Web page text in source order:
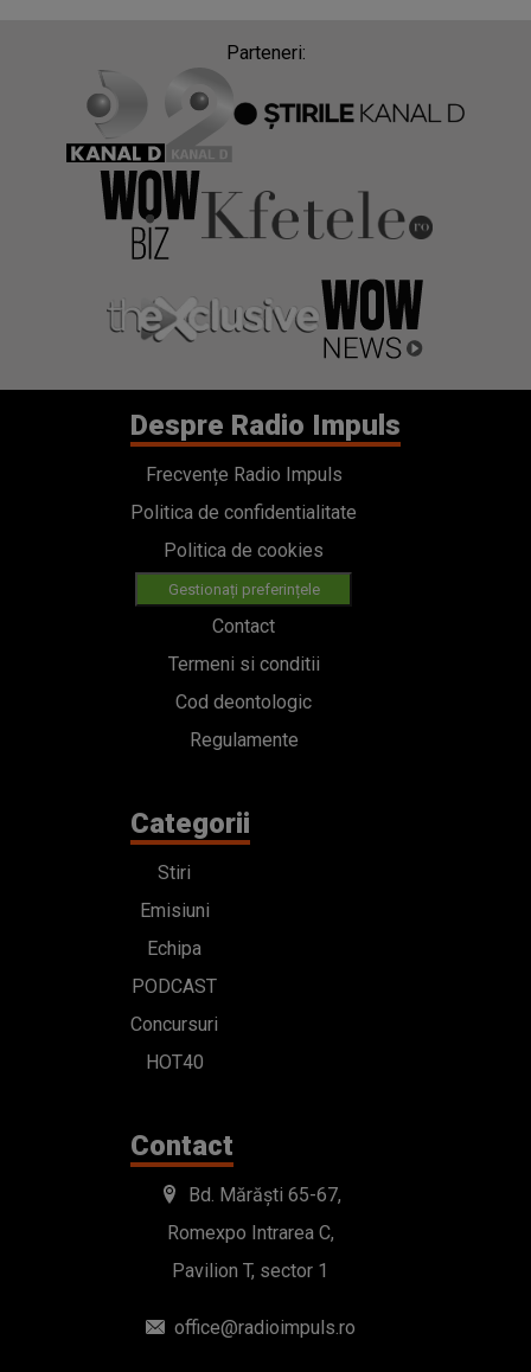
Parteneri:
Despre Radio Impuls
Frecvențe Radio Impuls
Politica de confidentialitate
Politica de cookies
Gestionați preferințele
Contact
Termeni si conditii
Cod deontologic
Regulamente
Categorii
Stiri
Emisiuni
Echipa
PODCAST
Concursuri
HOT40
Contact
Bd. Mărăști 65-67,
Romexpo Intrarea C,
Pavilion T, sector 1
office@radioimpuls.ro